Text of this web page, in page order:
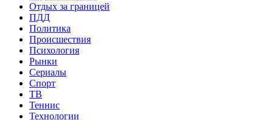
Отдых за границей
ПДД
Политика
Происшествия
Психология
Рынки
Сериалы
Спорт
ТВ
Теннис
Технологии